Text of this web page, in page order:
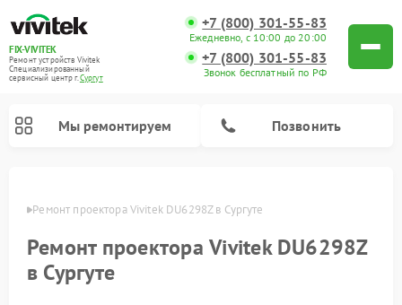
FIX-VIVITEK
Ремонт устройств Vivitek
Специализированный
cервисный центр г.Сургут
+7 (800) 301-55-83
Ежедневно, с 10:00 до 20:00
+7 (800) 301-55-83
Звонок бесплатный по РФ
Мы ремонтируем Позвонить
Ремонт проектора Vivitek DU6298Z в Сургуте
Ремонт проектора Vivitek DU6298Z
в Сургуте